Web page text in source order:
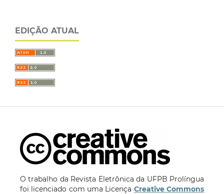
EDIÇÃO ATUAL
O trabalho da Revista Eletrônica da UFPB Prolíngua
foi licenciado com uma Licença Creative Commons